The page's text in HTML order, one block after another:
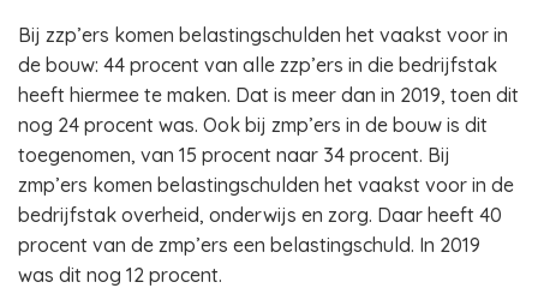
Bij zzp’ers komen belastingschulden het vaakst voor in
de bouw: 44 procent van alle zzp’ers in die bedrijfstak
heeft hiermee te maken. Dat is meer dan in 2019, toen dit
nog 24 procent was. Ook bij zmp’ers in de bouw is dit
toegenomen, van 15 procent naar 34 procent. Bij
zmp’ers komen belastingschulden het vaakst voor in de
bedrijfstak overheid, onderwijs en zorg. Daar heeft 40
procent van de zmp’ers een belastingschuld. In 2019
was dit nog 12 procent.